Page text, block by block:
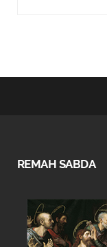
REMAH SABDA